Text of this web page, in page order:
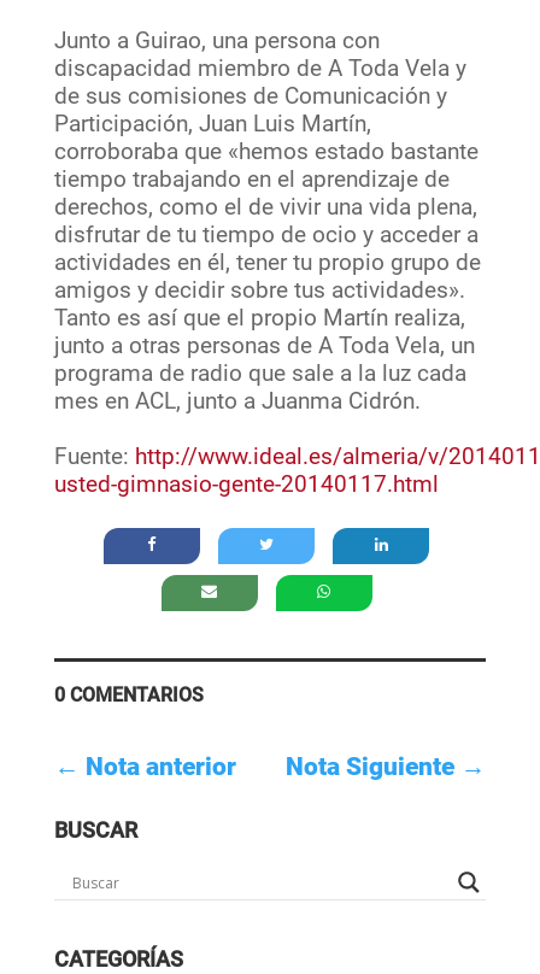
Junto a Guirao, una persona con
discapacidad miembro de A Toda Vela y
de sus comisiones de Comunicación y
Participación, Juan Luis Martín,
corroboraba que «hemos estado bastante
tiempo trabajando en el aprendizaje de
derechos, como el de vivir una vida plena,
disfrutar de tu tiempo de ocio y acceder a
actividades en él, tener tu propio grupo de
amigos y decidir sobre tus actividades».
Tanto es así que el propio Martín realiza,
junto a otras personas de A Toda Vela, un
programa de radio que sale a la luz cada
mes en ACL, junto a Juanma Cidrón.
Fuente: http://www.ideal.es/almeria/v/
usted-gimnasio-gente-20140117.html
0 COMENTARIOS
← Nota anterior Nota Siguiente →
BUSCAR
CATEGORÍAS